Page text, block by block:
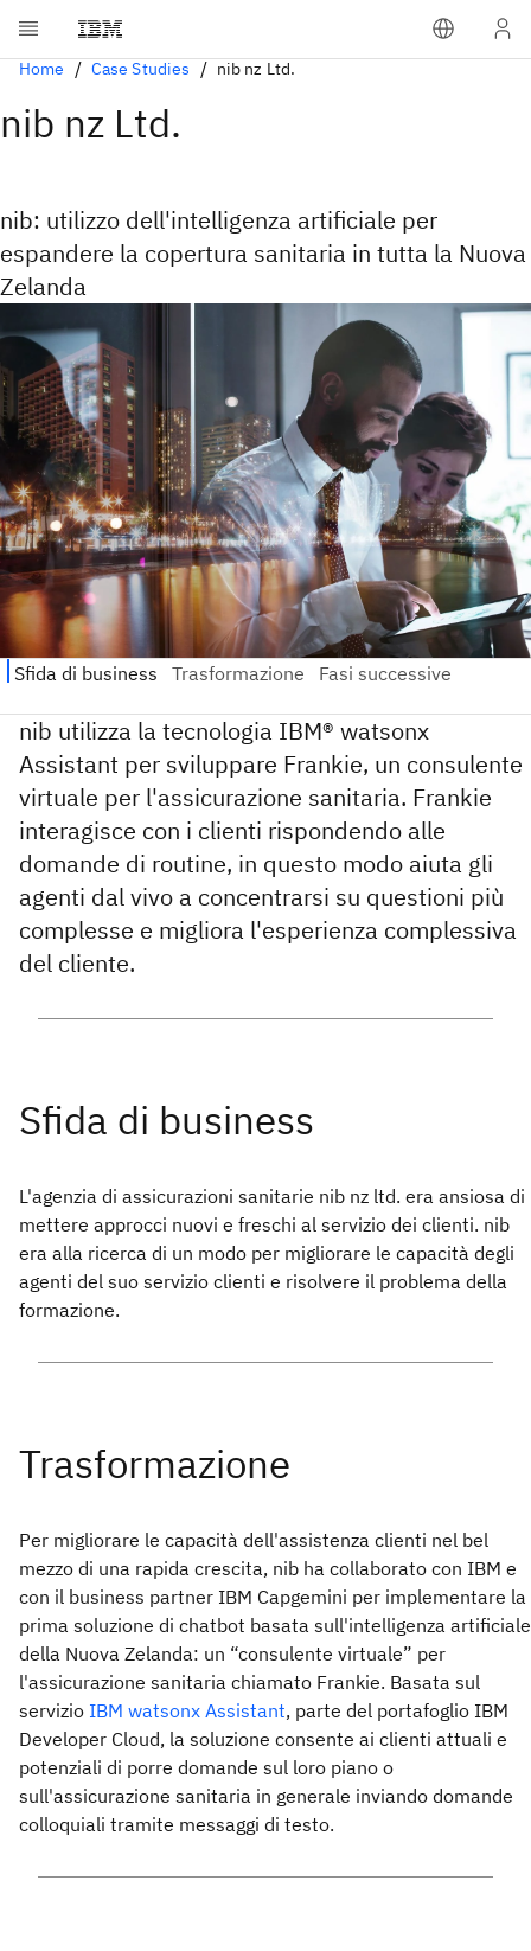
Home Case Studies nib nz Ltd.
nib nz Ltd.
nib: utilizzo dell'intelligenza artificiale per
espandere la copertura sanitaria in tutta la Nuova
Zelanda
nib utilizza la tecnologia IBM® watsonx
Assistant per sviluppare Frankie, un consulente
virtuale per l'assicurazione sanitaria. Frankie
interagisce con i clienti rispondendo alle
domande di routine, in questo modo aiuta gli
agenti dal vivo a concentrarsi su questioni più
complesse e migliora l'esperienza complessiva
del cliente.
L'agenzia di assicurazioni sanitarie nib nz ltd. era ansiosa di
mettere approcci nuovi e freschi al servizio dei clienti. nib
era alla ricerca di un modo per migliorare le capacità degli
agenti del suo servizio clienti e risolvere il problema della
formazione.
Per migliorare le capacità dell'assistenza clienti nel bel
mezzo di una rapida crescita, nib ha collaborato con IBM e
con il business partner IBM Capgemini per implementare la
prima soluzione di chatbot basata sull'intelligenza artificiale
della Nuova Zelanda: un “consulente virtuale” per
l'assicurazione sanitaria chiamato Frankie. Basata sul
servizio IBM watsonx Assistant, parte del portafoglio IBM
Developer Cloud, la soluzione consente ai clienti attuali e
potenziali di porre domande sul loro piano o
sull'assicurazione sanitaria in generale inviando domande
colloquiali tramite messaggi di testo.